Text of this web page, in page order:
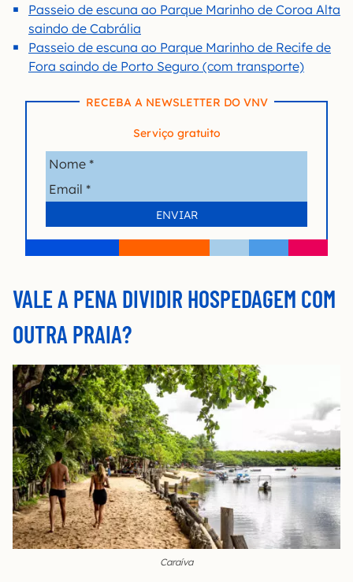
Passeio de escuna ao Parque Marinho de Coroa Alta
saindo de Cabrália
Passeio de escuna ao Parque Marinho de Recife de
Fora saindo de Porto Seguro (com transporte)
RECEBA A NEWSLETTER DO VNV
Serviço gratuito
VALE A PENA DIVIDIR HOSPEDAGEM COM
OUTRA PRAIA?
Caraíva